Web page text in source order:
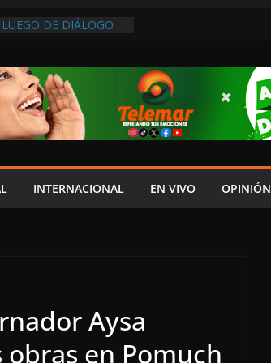
DE DIÁLOGO
LOCAL DE MORENA
DEL V
DE LAS
INTERNACIONAL EN VIVO OPINIÓN
Aysa
en Pomuch